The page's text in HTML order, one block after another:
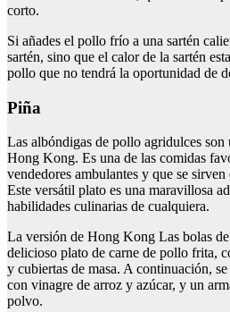
corto.
Si añades el pollo frío a una sartén
sartén, sino que el calor de la sartén
pollo que no tendrá la oportunidad de
Piña
Las albóndigas de pollo agridulces
Hong Kong. Es una de las comidas
vendedores ambulantes y que se
Este versátil plato es una maravillosa
habilidades culinarias de cualquiera.
La versión de Hong Kong Las bolas
delicioso plato de carne de pollo frita,
y cubiertas de masa. A continuación,
con vinagre de arroz y azúcar, y un
polvo.